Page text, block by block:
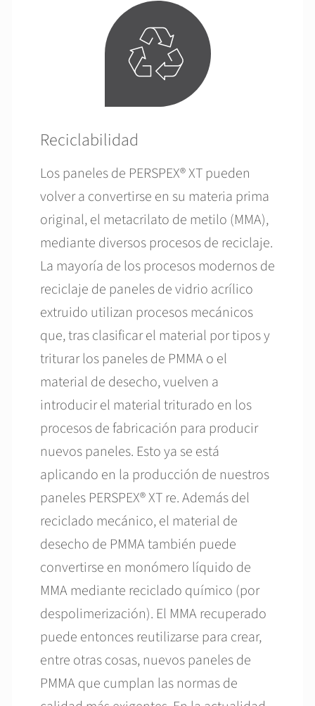
Reciclabilidad
Los paneles de PERSPEX® XT pueden
volver a convertirse en su materia prima
original, el metacrilato de metilo (MMA),
mediante diversos procesos de reciclaje.
La mayoría de los procesos modernos de
reciclaje de paneles de vidrio acrílico
extruido utilizan procesos mecánicos
que, tras clasificar el material por tipos y
triturar los paneles de PMMA o el
material de desecho, vuelven a
introducir el material triturado en los
procesos de fabricación para producir
nuevos paneles. Esto ya se está
aplicando en la producción de nuestros
paneles PERSPEX® XT re. Además del
reciclado mecánico, el material de
desecho de PMMA también puede
convertirse en monómero líquido de
MMA mediante reciclado químico (por
despolimerización). El MMA recuperado
puede entonces reutilizarse para crear,
entre otras cosas, nuevos paneles de
PMMA que cumplan las normas de